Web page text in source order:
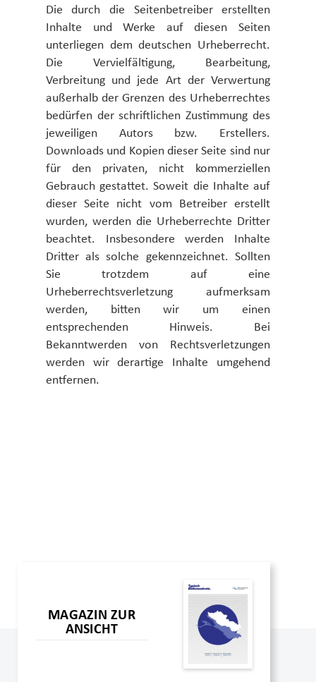
Die durch die Seitenbetreiber erstellten
Inhalte und Werke auf diesen Seiten
unterliegen dem deutschen Urheberrecht.
Die Vervielfältigung, Bearbeitung,
Verbreitung und jede Art der Verwertung
außerhalb der Grenzen des Urheberrechtes
bedürfen der schriftlichen Zustimmung des
jeweiligen Autors bzw. Erstellers.
Downloads und Kopien dieser Seite sind nur
für den privaten, nicht kommerziellen
Gebrauch gestattet. Soweit die Inhalte auf
dieser Seite nicht vom Betreiber erstellt
wurden, werden die Urheberrechte Dritter
beachtet. Insbesondere werden Inhalte
Dritter als solche gekennzeichnet. Sollten
Sie trotzdem auf eine
Urheberrechtsverletzung aufmerksam
werden, bitten wir um einen
entsprechenden Hinweis. Bei
Bekanntwerden von Rechtsverletzungen
werden wir derartige Inhalte umgehend
entfernen.
MAGAZIN ZUR
ANSICHT